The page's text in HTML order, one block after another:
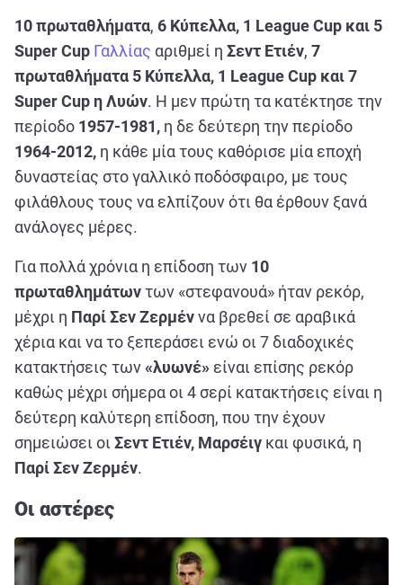
10 πρωταθλήματα, 6 Κύπελλα, 1 League Cup και 5
Super Cup Γαλλίας αριθμεί η Σεντ Ετιέν, 7
πρωταθλήματα 5 Κύπελλα, 1 League Cup και 7
Super Cup η Λυών. Η μεν πρώτη τα κατέκτησε την
περίοδο 1957-1981, η δε δεύτερη την περίοδο
1964-2012, η κάθε μία τους καθόρισε μία εποχή
δυναστείας στο γαλλικό ποδόσφαιρο, με τους
φιλάθλους τους να ελπίζουν ότι θα έρθουν ξανά
ανάλογες μέρες.
Για πολλά χρόνια η επίδοση των 10
πρωταθλημάτωντων «στεφανουά» ήταν ρεκόρ,
μέχρι η Παρί Σεν Ζερμέννα βρεθεί σε αραβικά
χέρια και να το ξεπεράσει ενώ οι 7 διαδοχικές
κατακτήσεις των«λυωνέ» είναι επίσης ρεκόρ
καθώς μέχρι σήμερα οι 4 σερί κατακτήσεις είναι η
δεύτερη καλύτερη επίδοση, που την έχουν
σημειώσει οι Σεντ Ετιέν, Μαρσέιγ και φυσικά, η
Παρί Σεν Ζερμέν.
Οι αστέρες